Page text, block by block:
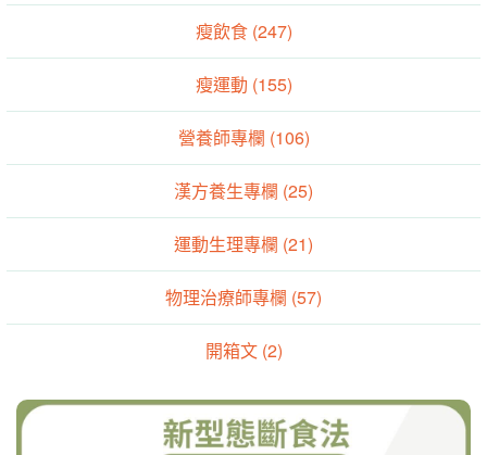
瘦飲食 (247)
瘦運動 (155)
營養師專欄 (106)
漢方養生專欄 (25)
運動生理專欄 (21)
物理治療師專欄 (57)
開箱文 (2)